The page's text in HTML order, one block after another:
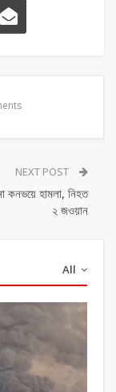
NEXT POST
কনভয়ে হামলা, নিহত
২ জওয়ান
All